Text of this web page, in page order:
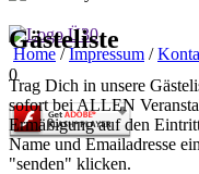
Home/Impressum /
0
Gästeliste
Trag Dich in unsere
sofort bei ALLEN
Ermäßigung auf den
Name und Emailadresse
"senden" klicken.